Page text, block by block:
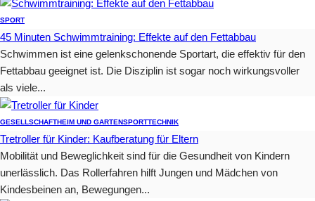
SPORT
45 Minuten Schwimmtraining: Effekte auf den Fettabbau
Schwimmen ist eine gelenkschonende Sportart, die effektiv für den
Fettabbau geeignet ist. Die Disziplin ist sogar noch wirkungsvoller
als viele...
GESELLSCHAFTHEIM UND GARTENSPORTTECHNIK
Tretroller für Kinder: Kaufberatung für Eltern
Mobilität und Beweglichkeit sind für die Gesundheit von Kindern
unerlässlich. Das Rollerfahren hilft Jungen und Mädchen von
Kindesbeinen an, Bewegungen...